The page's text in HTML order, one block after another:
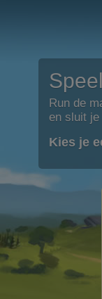
Run de
en sluit
Kies je